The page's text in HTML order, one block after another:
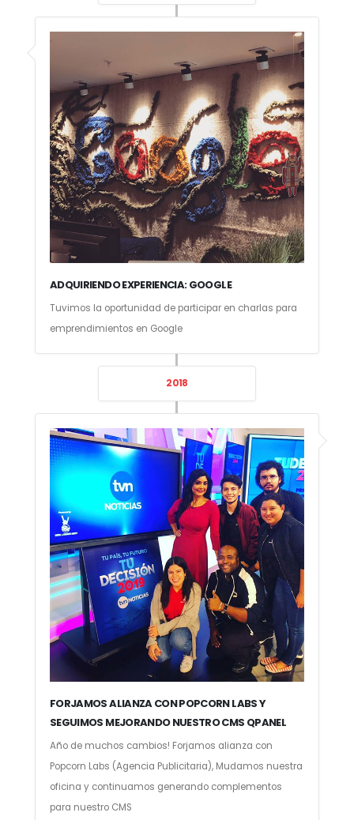
ADQUIRIENDO EXPERIENCIA: GOOGLE
Tuvimos la oportunidad de participar en charlas para
emprendimientos en Google
2018
FORJAMOS ALIANZA CON POPCORN LABS Y
SEGUIMOS MEJORANDO NUESTRO CMS QPANEL
Año de muchos cambios! Forjamos alianza con
Popcorn Labs (Agencia Publicitaria), Mudamos nuestra
oficina y continuamos generando complementos
para nuestro CMS